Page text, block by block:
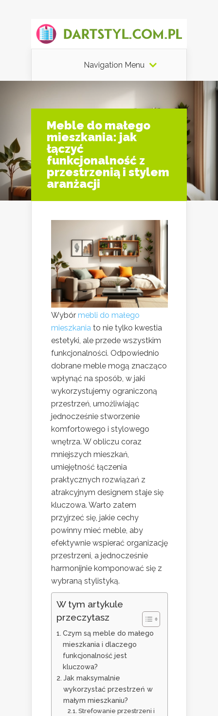
Navigation Menu
Meble do małego
mieszkania: jak
łączyć
funkcjonalność z
przestrzenią i stylem
aranżacji
Wybór mebli do małego
mieszkania to nie tylko kwestia
estetyki, ale przede wszystkim
funkcjonalności. Odpowiednio
dobrane meble mogą znacząco
wpłynąć na sposób, w jaki
wykorzystujemy ograniczoną
przestrzeń, umożliwiając
jednocześnie stworzenie
komfortowego i stylowego
wnętrza. W obliczu coraz
mniejszych mieszkań,
umiejętność łączenia
praktycznych rozwiązań z
atrakcyjnym designem staje się
kluczowa. Warto zatem
przyjrzeć się, jakie cechy
powinny mieć meble, aby
efektywnie wspierać organizację
przestrzeni, a jednocześnie
harmonijnie komponować się z
wybraną stylistyką.
W tym artykule
przeczytasz
Czym są meble do małego
mieszkania i dlaczego
funkcjonalność jest
kluczowa?
Jak maksymalnie
wykorzystać przestrzeń w
małym mieszkaniu?
Strefowanie przestrzeni i